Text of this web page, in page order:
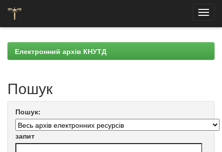
navigationЕлектронний архів КНУТД
Пошук
Пошук:
запит